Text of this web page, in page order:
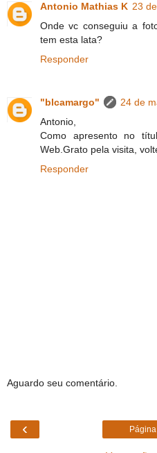
Antonio Mathias K 23
Onde vc conseguiu a
tem esta lata?
Responder
"blcamargo"
24 de
Antonio,
Como apresento no
Web.Grato pela visita,
Responder
Aguardo seu comentário.
‹